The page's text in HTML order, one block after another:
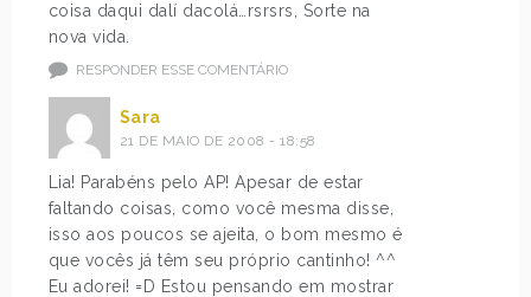
coisa daqui dalí dacolá…rsrsrs, Sorte na
nova vida.
RESPONDER ESSE COMENTÁRIO
Sara
21 DE MAIO DE 2008 - 18:58
Lia! Parabéns pelo AP! Apesar de estar
faltando coisas, como você mesma disse,
isso aos poucos se ajeita, o bom mesmo é
que vocês já têm seu próprio cantinho! ^^
Eu adorei! =D Estou pensando em mostrar